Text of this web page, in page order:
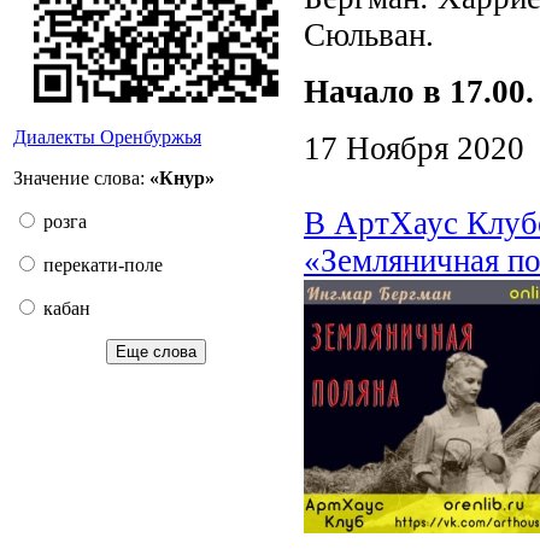
Диалекты Оренбуржья
Значение слова: «Кнур»
розга
перекати-поле
кабан
Еще слова
Сюльван.
Начало в
17 Ноября 2020
В АртХаус
«Земляничная